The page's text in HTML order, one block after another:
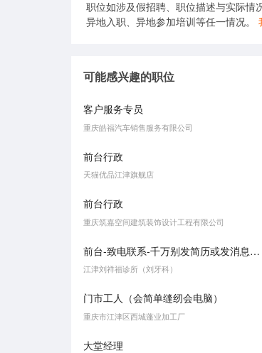
职位如涉及假招聘、职位描述与实际情
异地入职、异地参加培训等任一情况。
可能感兴趣的职位
客户服务专员
重庆皓福汽车销售服务有限公司
前台行政
天猫优品江津旗舰店
前台行政
重庆筑嘉空间建筑装饰设计工程有限公司
前台-致电联系-千万别发简历或发消息看不见
江津刘祥福诊所（刘牙科）
门市工人（会简单缝纫会电脑）
重庆市江津区西城蓬业加工厂
大堂经理